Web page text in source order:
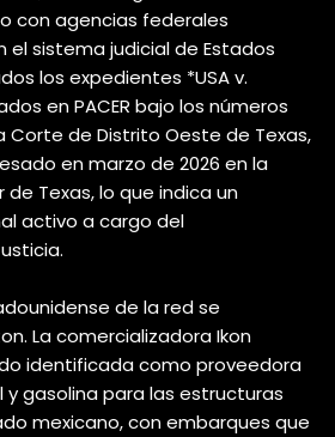
con agencias federales
el sistema judicial de Estados
los expedientes *USA v.
en PACER bajo los números
Corte de Distrito Oeste de Texas,
en marzo de 2026 en la
Texas, lo que indica un
activo a cargo del
de la red se
La comercializadora Ikon
identificada como proveedora
gasolina para las estructuras
mexicano, con embarques que